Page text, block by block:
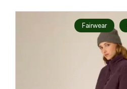
Fairwear